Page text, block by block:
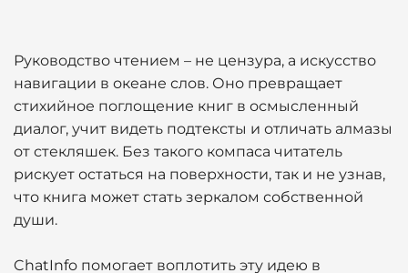
Руководство чтением – не цензура, а искусство
навигации в океане слов. Оно превращает
стихийное поглощение книг в осмысленный
диалог, учит видеть подтексты и отличать алмазы
от стекляшек. Без такого компаса читатель
рискует остаться на поверхности, так и не узнав,
что книга может стать зеркалом собственной
души.
ChatInfo помогает воплотить эту идею в